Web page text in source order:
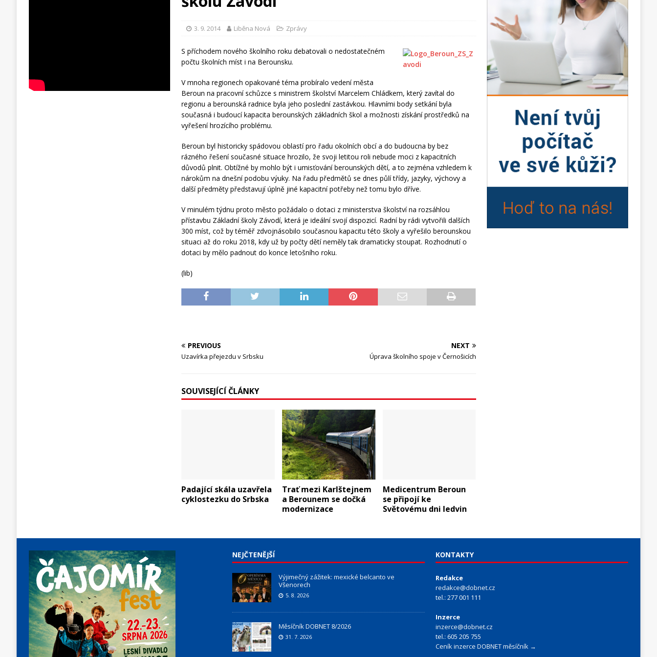
3. 9. 2014 Liběna Nová Zprávy
S příchodem nového školního roku debatovali o nedostatečném
počtu školních míst i na Berounsku.
V mnoha regionech opakované téma probíralo vedení města
Beroun na pracovní schůzce s ministrem školství Marcelem Chládkem, který zavítal do
regionu a berounská radnice byla jeho poslední zastávkou. Hlavními body setkání byla
současná i budoucí kapacita berounských základních škol a možnosti získání prostředků na
vyřešení hrozícího problému.
Beroun byl historicky spádovou oblastí pro řadu okolních obcí a do budoucna by bez
rázného řešení současné situace hrozilo, že svoji letitou roli nebude moci z kapacitních
důvodů plnit. Obtížné by mohlo být i umisťování berounských dětí, a to zejména vzhledem k
nárokům na dnešní podobu výuky. Na řadu předmětů se dnes půlí třídy, jazyky, výchovy a
další předměty představují úplně jiné kapacitní potřeby než tomu bylo dříve.
V minulém týdnu proto město požádalo o dotaci z ministerstva školství na rozsáhlou
přístavbu Základní školy Závodí, která je ideální svojí dispozicí. Radní by rádi vytvořili dalších
300 míst, což by téměř zdvojnásobilo současnou kapacitu této školy a vyřešilo berounskou
situaci až do roku 2018, kdy už by počty dětí neměly tak dramaticky stoupat. Rozhodnutí o
dotaci by mělo padnout do konce letošního roku.
(lib)
PREVIOUS
Uzavírka přejezdu v Srbsku
NEXT
Úprava školního spoje v Černošicích
SOUVISEJÍCÍ ČLÁNKY
Padající skála uzavřela
cyklostezku do Srbska
Trať mezi Karlštejnem
a Berounem se dočká
modernizace
Medicentrum Beroun
se připojí ke
Světovému dni ledvin
NEJČTENĚJŠÍ
Výjimečný zážitek: mexické belcanto ve
Všenorech
5. 8. 2026
Měsíčník DOBNET 8/2026
31. 7. 2026
KONTAKTY
Redakce
redakce@dobnet.cz
tel.: 277 001 111
Inzerce
inzerce@dobnet.cz
tel.: 605 205 755
Ceník inzerce DOBNET měsíčník →